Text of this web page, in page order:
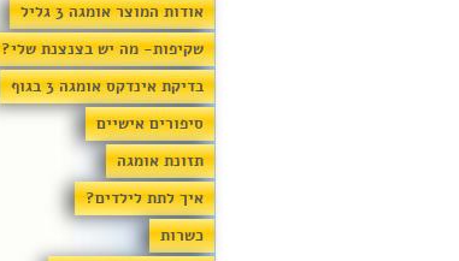
אודות המוצר אומגה 3 גליל
שקיפות- מה יש בצנצנת שלי?
בדיקת אינדקס אומגה 3 בגוף
סיפורים אישיים
תזונת אומגה
איך לתת לילדים?
כשרות